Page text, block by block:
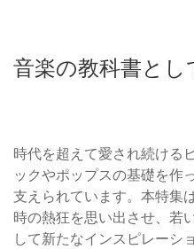
音楽の教科書とし
時代を超えて愛され続ける
ックやポップスの基礎を作
支えられています。本特集
時の熱狂を思い出させ、若
して新たなインスピレーシ